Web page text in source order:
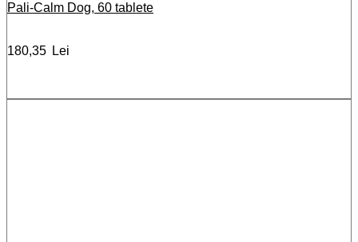
Pali-Calm Dog, 60 tablete
180,35 Lei